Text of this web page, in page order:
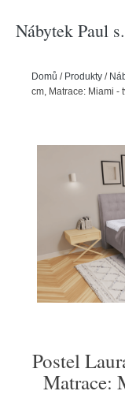
Nábytek Paul
Domů / Produkty /
cm, Matrace: Miami -
Postel
Matrace: